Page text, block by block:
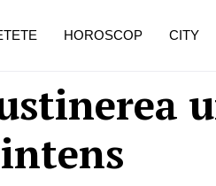
intens
HOROSCOP CITY
pe măsură ce înaintezi în vârstă